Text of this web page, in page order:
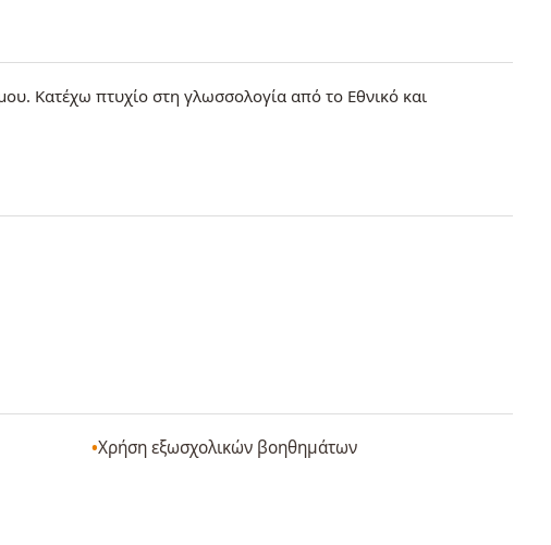
Κατέχω πτυχίο στη γλωσσολογία από το Εθνικό και
Χρήση εξωσχολικών βοηθημάτων